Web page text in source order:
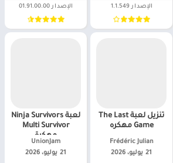
الإصدار 1.1.549 الإصدار 01.91.00.00
تنزيل لعبة The Last
Game مهكره
Frédéric Julian‏
21 يوليو، 2026
لعبة Ninja Survivors
Multi Survivor
مهكرة
UnionJam‏
21 يوليو، 2026